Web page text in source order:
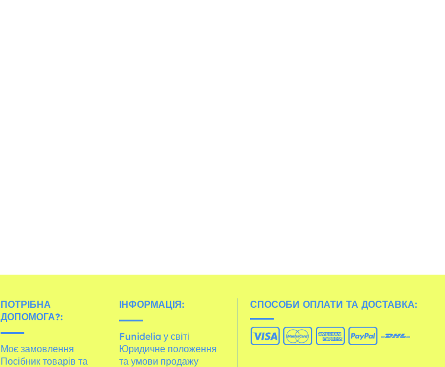
ПОТРІБНА
ДОПОМОГА?:
Моє замовлення
Посібник товарів та
ІНФОРМАЦІЯ:
Funidelia у світі
Юридичне положення
та умови продажу
СПОСОБИ ОПЛАТИ ТА ДОСТАВКА: